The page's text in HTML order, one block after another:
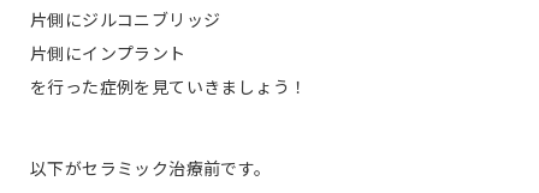
片側にジルコニブリッジ
片側にインプラント
を行った症例を見ていきましょう！
以下がセラミック治療前です。